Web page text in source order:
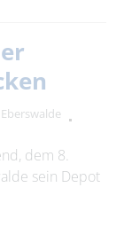
dem 8.
sein Depot